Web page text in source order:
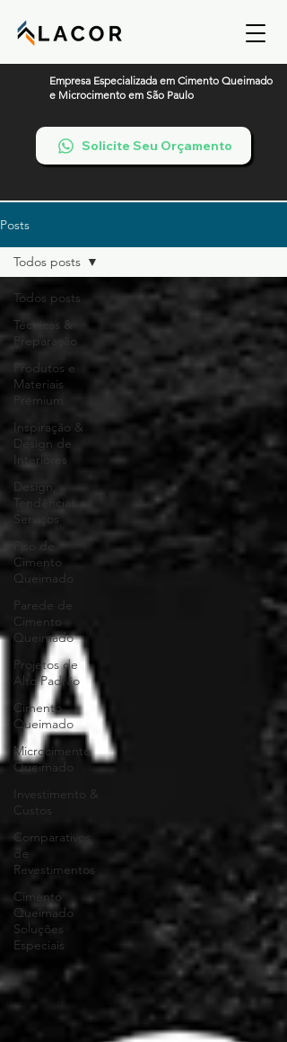
Empresa Especializada em Cimento Queimado
e Microcimento em São Paulo
Solicite Seu Orçamento
Posts
Todos posts
Técnicas &
Preparação
Produtos e
Materiais
Premium
Inspiração &
Design de
Interiores
Design,
Tendências e
Serviços
Piso de
Cimento
Queimado
Parede de
Cimento
Queimado
Projetos de
Alto Padrão
Cimento
Queimado
Microcimento
Queimado
Investimento &
Custos
Comparativos
de
Revestimentos
Cimento
Queimado
Soluções
Especiais
Todos posts